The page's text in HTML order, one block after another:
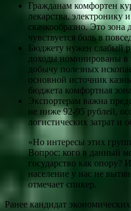
Гражданам комфортен
лекарства, электронику
скачкообразно. Это
чувствуется боль в
Бюджету нужен слабый
доходы номинированы в
добычу полезных
основной источник
бюджета комфортная
Экспортерам важна
не ниже 92-95 рублей,
логистических затрат и
«Но интересы этих
Вопрос: кого в данный
государство как опору?
население у нас не
отмечает спикер.
Ранее кандидат